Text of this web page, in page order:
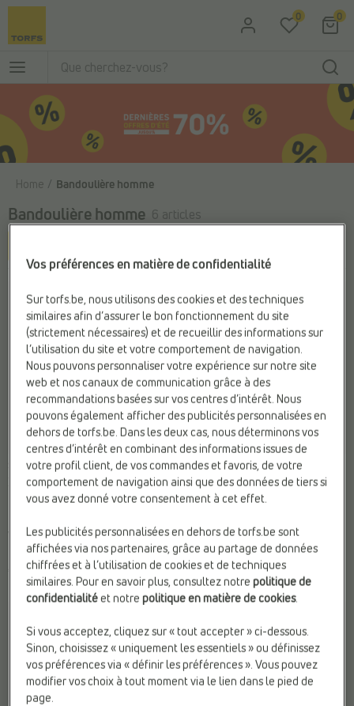
Passer au contenu principal 0 0
Home Bandoulière homme
Bandoulière homme 6 articles
SACS HOMME
Maverick
€ 105,00
Marque:Maverick
Web-Only:N
SACS HOMME
Maverick
€ 135,00
Marque:Maverick
Web-Only:N
Vos préférences en matière de confidentialité
Sur torfs.be, nous utilisons des cookies et des techniques
similaires afin d’assurer le bon fonctionnement du site
(strictement nécessaires) et de recueillir des informations sur
l’utilisation du site et votre comportement de navigation.
Nous pouvons personnaliser votre expérience sur notre site
web et nos canaux de communication grâce à des
recommandations basées sur vos centres d’intérêt. Nous
pouvons également afficher des publicités personnalisées en
dehors de torfs.be. Dans les deux cas, nous déterminons vos
centres d’intérêt en combinant des informations issues de
votre profil client, de vos commandes et favoris, de votre
comportement de navigation ainsi que des données de tiers si
vous avez donné votre consentement à cet effet.
Les publicités personnalisées en dehors de torfs.be sont
affichées via nos partenaires, grâce au partage de données
chiffrées et à l’utilisation de cookies et de techniques
similaires. Pour en savoir plus, consultez notrepolitique de
confidentialitéet notrepolitique en matière de cookies.
Si vous acceptez, cliquez sur « tout accepter » ci-dessous.
Sinon, choisissez « uniquement les essentiels » ou définissez
vos préférences via « définir les préférences ». Vous pouvez
modifier vos choix à tout moment via le lien dans le pied de
page.